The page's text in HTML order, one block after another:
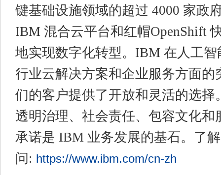
键基础设施领域的超过 4000 家政
IBM 混合云平台和红帽OpenShift
地实现数字化转型。IBM 在人工
行业云解决方案和企业服务方面的
们的客户提供了开放和灵活的选择
透明治理、社会责任、包容文化和
承诺是 IBM 业务发展的基石。了
问: https://www.ibm.com/cn-zh